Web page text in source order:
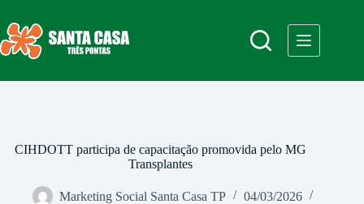
CIHDOTT participa de capacitação promovida pelo MG
Transplantes
Marketing Social Santa Casa TP
04/03/2026